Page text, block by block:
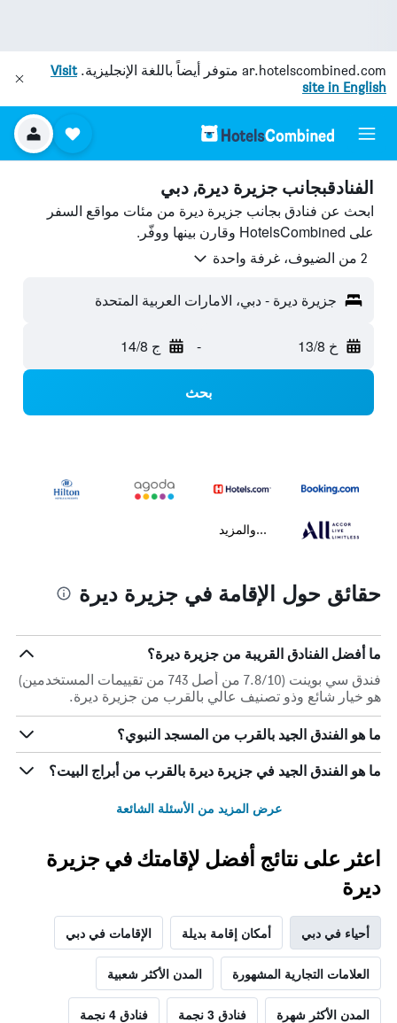
ar.hotelscombined.com متوفر أيضاً باللغة الإنجليزية.Visit
site in English
الفنادقبجانب جزيرة ديرة, دبي
ابحث عن فنادق بجانب جزيرة ديرة من مئات مواقع السفر
على HotelsCombined وقارن بينها ووفّر.
2 من الضيوف، غرفة واحدة
جزيرة ديرة - دبي، الامارات العربية المتحدة
خ 13/8 - ج 14/8
بحث
...والمزيد
حقائق حول الإقامة في جزيرة ديرة
ما أفضل الفنادق القريبة من جزيرة ديرة؟
فندق سي بوينت (7.8/10 من أصل 743 من تقييمات المستخدمين)
هو خيار شائع وذو تصنيف عالي بالقرب من جزيرة ديرة.
ما هو الفندق الجيد بالقرب من المسجد النبوي؟
ما هو الفندق الجيد في جزيرة ديرة بالقرب من أبراج البيت؟
عرض المزيد من الأسئلة الشائعة
اعثر على نتائج أفضل لإقامتك في جزيرة
ديرة
أحياء في دبي أمكان إقامة بديلة الإقامات في دبي
العلامات التجارية المشهورة المدن الأكثر شعبية
المدن الأكثر شهرة فنادق 3 نجمة فنادق 4 نجمة